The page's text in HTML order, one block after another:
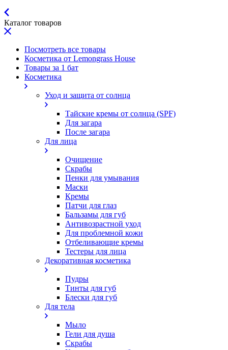
Каталог товаров
Посмотреть все товары
Косметика от Lemongrass House
Товары за 1 бат
Косметика
Уход и защита от солнца
Тайские кремы от солнца (SPF)
Для загара
После загара
Для лица
Очищение
Скрабы
Пенки для умывания
Маски
Кремы
Патчи для глаз
Бальзамы для губ
Антивозрастной уход
Для проблемной кожи
Oтбеливающие кремы
Тестеры для лица
Декоративная косметика
Пудры
Тинты для губ
Блески для губ
Для тела
Мыло
Гели для душа
Скрабы